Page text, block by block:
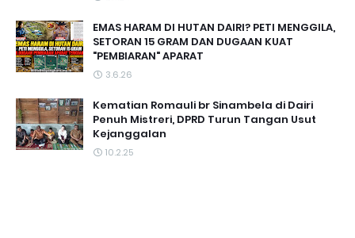
EMAS HARAM DI HUTAN DAIRI? PETI MENGGILA,
SETORAN 15 GRAM DAN DUGAAN KUAT
"PEMBIARAN" APARAT
3.6.26
Kematian Romauli br Sinambela di Dairi
Penuh Mistreri, DPRD Turun Tangan Usut
Kejanggalan
10.2.25